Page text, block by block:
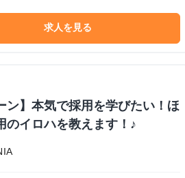
求人を見る
ン】本気で採用を学びたい！ほ
のイロハを教えます！♪